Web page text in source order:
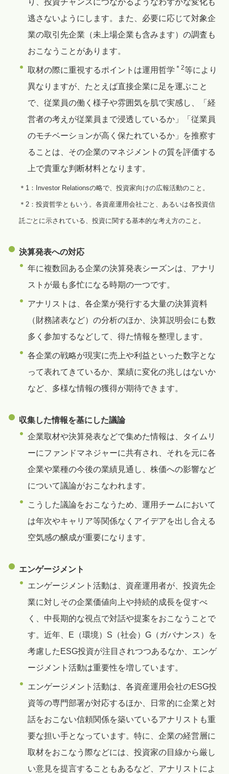
り、投資チャンスにつながるようなわずかな変化も
逃さないようにします。また、必要に応じて対象企
業の取引先企業（未上場企業も含みます）の調査も
おこなうことがあります。
取材の際に重視するポイントは運用哲学 ＊2等により
異なりますが、たとえば直接企業に足を運ぶこと
で、従業員の働く様子や雰囲気を肌で実感し、「経
営者の考えが従業員まで浸透しているか」「従業員
のモチベーションが高く保たれているか」を推察す
ることは、その企業のマネジメントの質を評価する
上で貴重な判断材料となります。
＊1：Investor Relationsの略で、投資家向けの広報活動のこと。
＊2：投資哲学ともいう。各資産運用会社ごと、あるいは各投資信
託ごとに示されている、投資に関する基本的な考え方のこと。
決算発表への対応
年に複数回ある企業の決算発表シーズンは、アナリ
ストが最も多忙になる時期の一つです。
アナリストは、各企業が発行する大量の決算資料
（財務諸表など）の分析のほか、決算説明会にも数
多く参加するなどして、得た情報を整理します。
各企業の戦略が現実に売上や利益といった数字とな
って表れてきているか、業績に変化の兆しはないか
など、多様な情報の獲得が期待できます。
収集した情報を基にした議論
企業取材や決算発表などで集めた情報は、タイムリ
ーにファンドマネジャーに共有され、それを元に各
企業や業種の今後の業績見通し、株価への影響など
について議論がおこなわれます。
こうした議論をおこなうため、運用チームにおいて
は年次やキャリア等関係なくアイデアを出し合える
空気感の醸成が重要になります。
エンゲージメント
エンゲージメント活動は、資産運用者が、投資先企
業に対しその企業価値向上や持続的成長を促すべ
く、中長期的な視点で対話や提案をおこなうことで
す。近年、E（環境）S（社会）G（ガバナンス）を
考慮したESG投資が注目されつつあるなか、エンゲ
ージメント活動は重要性を増しています。
エンゲージメント活動は、各資産運用会社のESG投
資等の専門部署が対応するほか、日常的に企業と対
話をおこない信頼関係を築いているアナリストも重
要な担い手となっています。特に、企業の経営層に
取材をおこなう際などには、投資家の目線から厳し
い意見を提言することもあるなど、アナリストによ